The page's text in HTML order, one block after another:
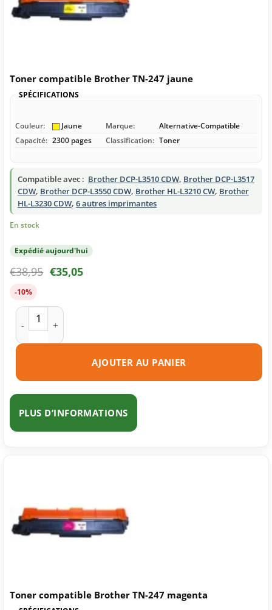
Toner compatible Brother TN-247 jaune
SPÉCIFICATIONS
Couleur: Jaune Marque:
Alternative-Compatible
Capacité: 2300 pages Classification: Toner
Compatible avec : Brother DCP-L3510 CDW, Brother DCP-L3517
CDW, Brother DCP-L3550 CDW, Brother HL-L3210 CW, Brother
HL-L3230 CDW, 6 autres imprimantes
En stock
Expédié aujourd'hui
€38,95 €35,05
-10%
quantité de Toner compatible Brother TN-247 jaune
AJOUTER AU PANIER
PLUS D’INFORMATIONS
Toner compatible Brother TN-247 magenta